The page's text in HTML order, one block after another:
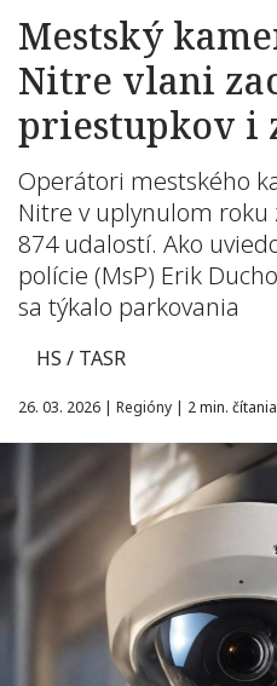
Mestský
Nitre vlani
priestupkov i
Operátori mestského
Nitre v uplynulom roku
874 udalostí. Ako
polície (MsP) Erik
sa týkalo parkovania
HS / TASR
26. 03. 2026 | Regióny | 2 min. čítania